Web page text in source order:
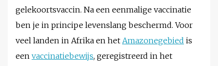
gelekoortsvaccin. Na een eenmalige vaccinatie
ben je in principe levenslang beschermd. Voor
veel landen in Afrika en het Amazonegebied is
een vaccinatiebewijs, geregistreerd in het